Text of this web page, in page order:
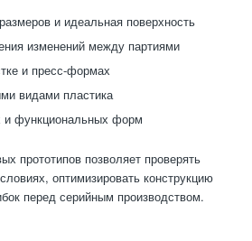
и идеальная поверхность
изменений между партиями
и пресс-формах
видами пластика
и функциональных форм
прототипов позволяет проверять
оптимизировать конструкцию
перед серийным производством.